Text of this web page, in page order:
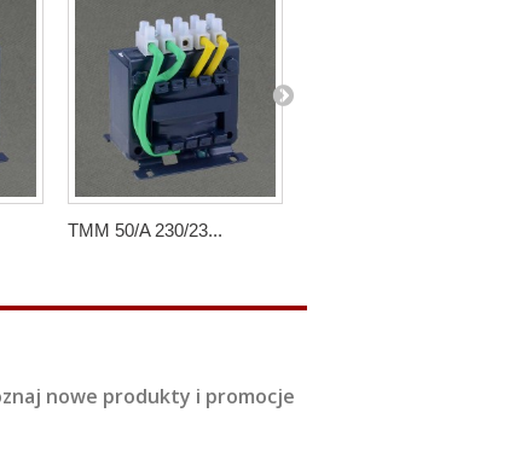
TMM 50/A 230/23...
nowe produkty i promocje